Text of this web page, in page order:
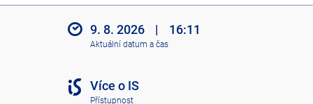
9. 8. 2026 | 16:11
Aktuální datum a čas
Více o IS
Přístupnost